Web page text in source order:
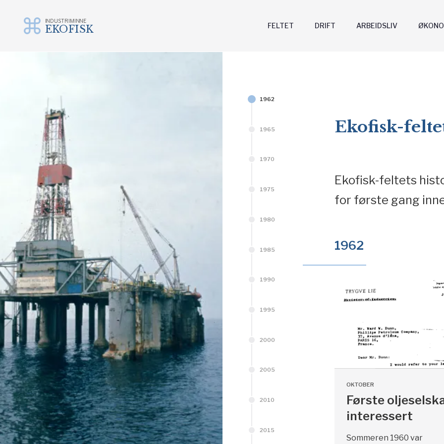
INDUSTRIMINNE
EKOFISK ARBEIDSLIV
DRIFT
FELTET
1962
1965
1970
1975
1980
1985
1990
1995
2000
2005
2010
2015
Ekofisk-
Ekofisk-feltets
for første gang
1962
OKTOBER
Første
interessert
Sommeren 1960 var